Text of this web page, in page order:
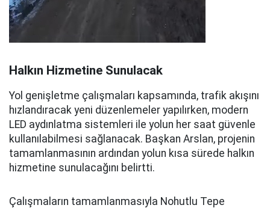
Halkın Hizmetine Sunulacak
Yol genişletme çalışmaları kapsamında, trafik akışını
hızlandıracak yeni düzenlemeler yapılırken, modern
LED aydınlatma sistemleri ile yolun her saat güvenle
kullanılabilmesi sağlanacak. Başkan Arslan, projenin
tamamlanmasının ardından yolun kısa sürede halkın
hizmetine sunulacağını belirtti.
Çalışmaların tamamlanmasıyla Nohutlu Tepe